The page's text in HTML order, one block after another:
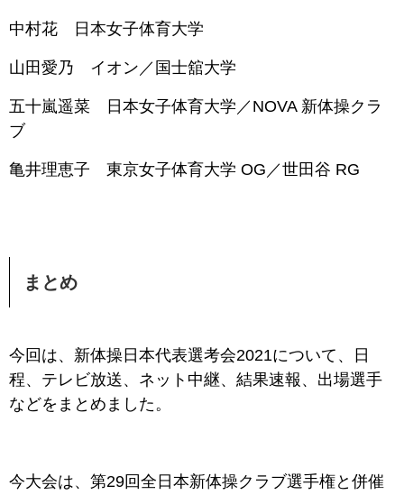
中村花 日本女子体育大学
山田愛乃 イオン／国士舘大学
五十嵐遥菜 日本女子体育大学／NOVA 新体操クラ
ブ
亀井理恵子 東京女子体育大学 OG／世田谷 RG
まとめ
今回は、新体操日本代表選考会2021について、日
程、テレビ放送、ネット中継、結果速報、出場選手
などをまとめました。
今大会は、第29回全日本新体操クラブ選手権と併催